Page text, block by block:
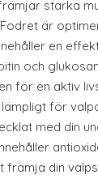
starka
är
en
och
för en aktiv
för
med din
främja din valps